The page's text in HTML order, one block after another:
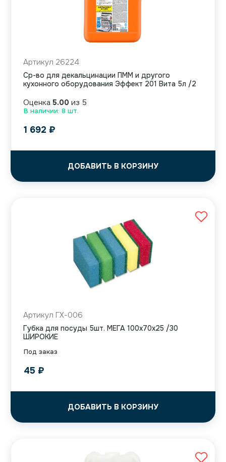
В наличии: 8 шт.
Артикул 26224
Ср-во для декальцинации ПММ и другого
кухонного оборудования Эффект 201 Вита 5л /2
Оценка 5.00 из 5
1 692 ₽
ДОБАВИТЬ В КОРЗИНУ
Под заказ
Артикул ГХ-006
Губка для посуды 5шт. МЕГА 100х70х25 /30
ШИРОКИЕ
45 ₽
ДОБАВИТЬ В КОРЗИНУ